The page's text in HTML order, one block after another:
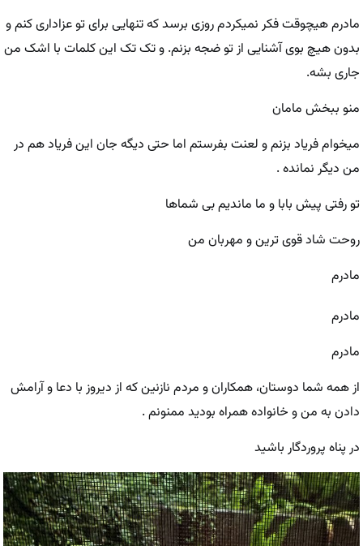
مادرم هیچوقت فکر نمیکردم روزی برسد که تنهایی برای تو عزاداری کنم و
بدون هیچ بوی آشنایی از تو ضجه بزنم. و تک تک این کلمات با اشک من
جاری بشه.
منو ببخش مامان
میخوام فریاد بزنم و لعنت بفرستم اما حتی دیگه جان این فریاد هم در
من دیگر نمانده .
تو رفتی پیش بابا و ما ماندیم بی شماها
روحت شاد قوی ترین و مهربان من
مادرم
مادرم
مادرم
از همه شما دوستان، همکاران و‌ مردم نازنین که از دیروز با دعا و آرامش
دادن به من ‌و خانواده همراه بودید ممنونم .
در پناه پروردگار باشید